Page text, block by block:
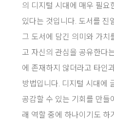
의 디지털 시대에 매우 필요
있다는 것입니다. 도서를 진
그 도서에 담긴 의미와 가치
고 자신의 관심을 공유한다
에 존재하지 않더라고 타인
방법입니다. 디지털 시대에
공감할 수 있는 기회를 만들
래 역할 중에 하나이기도 하